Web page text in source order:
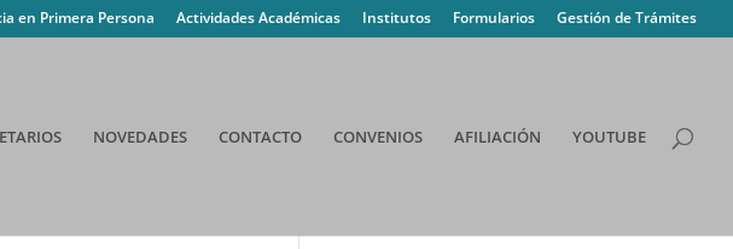
en Primera Persona Actividades Académicas Institutos Formularios Gestión de Trámites
NOVEDADES CONTACTO CONVENIOS AFILIACIÓN YOUTUBE